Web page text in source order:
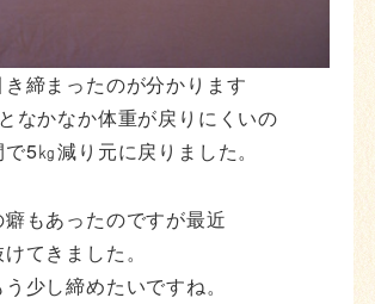
締まったのが分かります
なかなか体重が戻りにくいの
5㎏減り元に戻りました。
もあったのですが最近
てきました。
少し締めたいですね。